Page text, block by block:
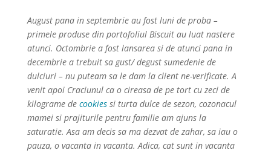
August pana in septembrie au fost luni de proba –
primele produse din portofoliul Biscuit au luat nastere
atunci. Octombrie a fost lansarea si de atunci pana in
decembrie a trebuit sa gust/ degust sumedenie de
dulciuri – nu puteam sa le dam la client ne-verificate. A
venit apoi Craciunul ca o cireasa de pe tort cu zeci de
kilograme de cookiessi turta dulce de sezon, cozonacul
mamei si prajiturile pentru familie am ajuns la
saturatie. Asa am decis sa ma dezvat de zahar, sa iau o
pauza, o vacanta in vacanta. Adica, cat sunt in vacanta